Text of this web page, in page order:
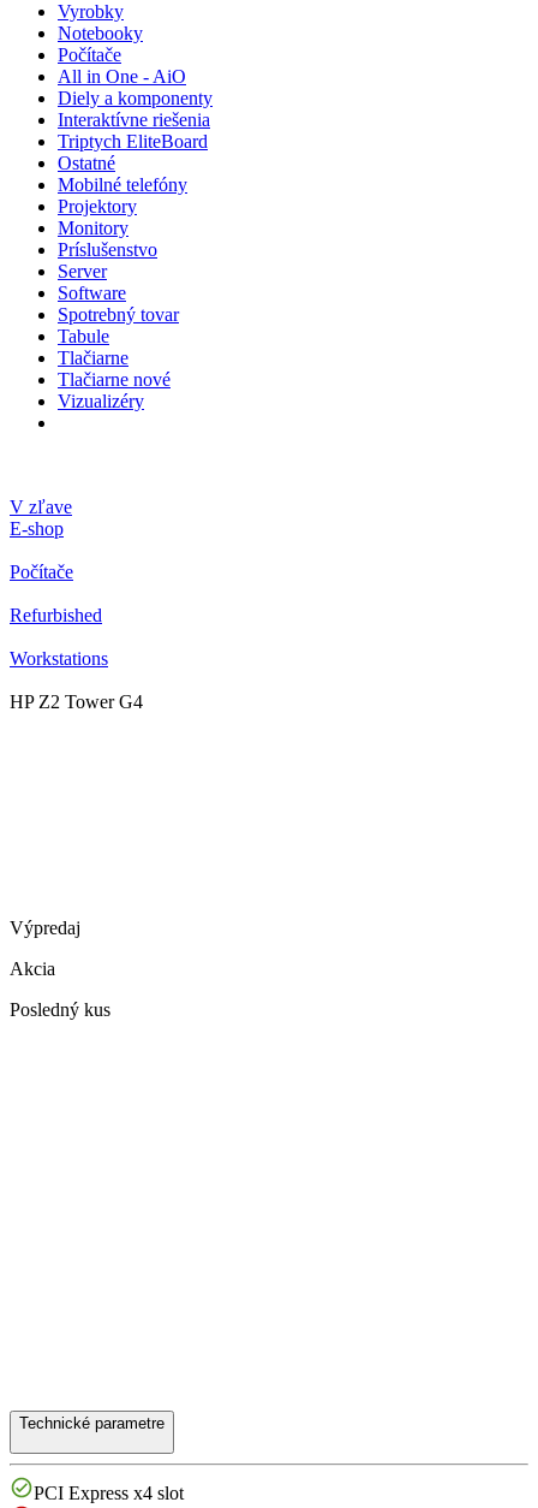
Vyrobky
Notebooky
Počítače
All in One - AiO
Diely a komponenty
Interaktívne riešenia
Triptych EliteBoard
Ostatné
Mobilné telefóny
Projektory
Monitory
Príslušenstvo
Server
Software
Spotrebný tovar
Tabule
Tlačiarne
Tlačiarne nové
Vizualizéry
V zľave
E-shop
Počítače
Refurbished
Workstations
HP Z2 Tower G4
Výpredaj
Akcia
Posledný kus
Technické parametre
PCI Express x4 slot